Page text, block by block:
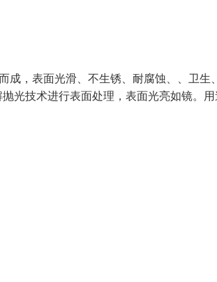
，表面光滑、不生锈、耐腐蚀、、卫生
光技术进行表面处理，表面光亮如镜。用